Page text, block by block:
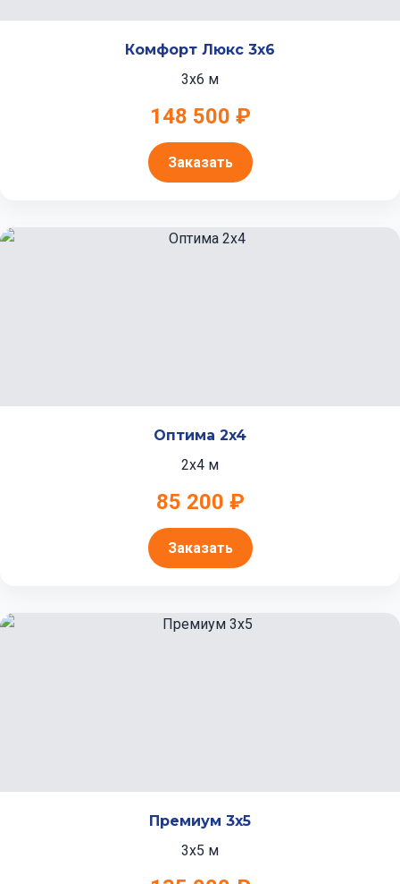
Комфорт Люкс 3x6
3x6 м
148 500 ₽
Заказать
Оптима 2x4
2x4 м
85 200 ₽
Заказать
Премиум 3x5
3x5 м